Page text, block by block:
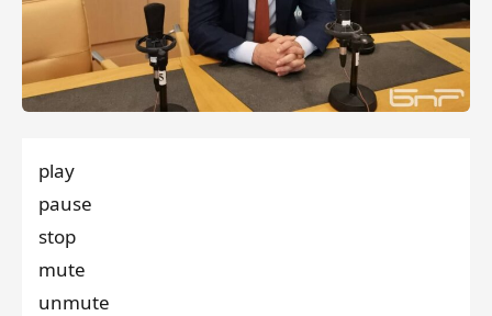
play
pause
stop
mute
unmute